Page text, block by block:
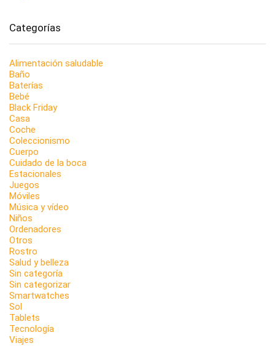
Categorías
Alimentación saludable
Baño
Baterías
Bebé
Black Friday
Casa
Coche
Coleccionismo
Cuerpo
Cuidado de la boca
Estacionales
Juegos
Móviles
Música y vídeo
Niños
Ordenadores
Otros
Rostro
Salud y belleza
Sin categoría
Sin categorizar
Smartwatches
Sol
Tablets
Tecnología
Viajes